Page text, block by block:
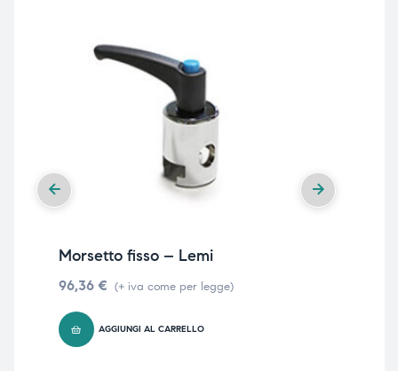
Morsetto fisso – Lemi
96,36 € (+ iva come per legge)
AGGIUNGI AL CARRELLO